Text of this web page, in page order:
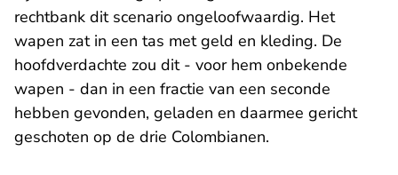
rechtbank dit scenario ongeloofwaardig. Het
wapen zat in een tas met geld en kleding. De
hoofdverdachte zou dit - voor hem onbekende
wapen - dan in een fractie van een seconde
hebben gevonden, geladen en daarmee gericht
geschoten op de drie Colombianen.